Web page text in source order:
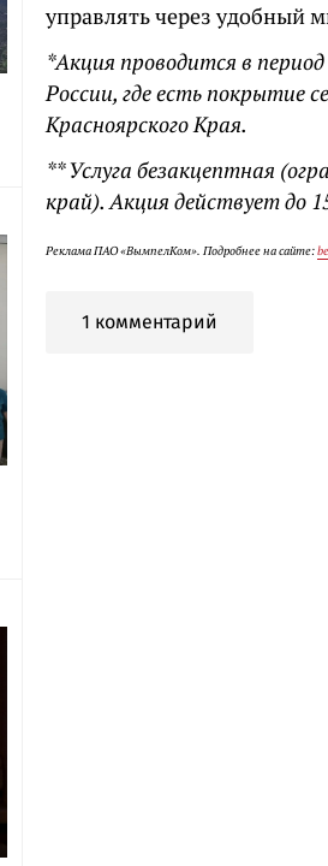
управлять через удобный
*Акция проводится в
России, где есть покрытие
Красноярского Края.
** Услуга безакцептная
край). Акция действует до
Реклама ПАО «ВымпелКом». Подробнее на сайте:
1 комментарий